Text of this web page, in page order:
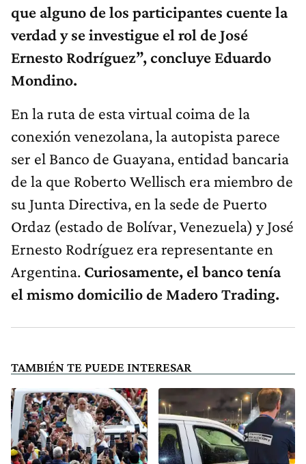
que alguno de los participantes cuente la
verdad y se investigue el rol de José
Ernesto Rodríguez”, concluye Eduardo
Mondino.
En la ruta de esta virtual coima de la
conexión venezolana, la autopista parece
ser el Banco de Guayana, entidad bancaria
de la que Roberto Wellisch era miembro de
su Junta Directiva, en la sede de Puerto
Ordaz (estado de Bolívar, Venezuela) y José
Ernesto Rodríguez era representante en
Argentina. Curiosamente, el banco tenía
el mismo domicilio de Madero Trading.
TAMBIÉN TE PUEDE INTERESAR